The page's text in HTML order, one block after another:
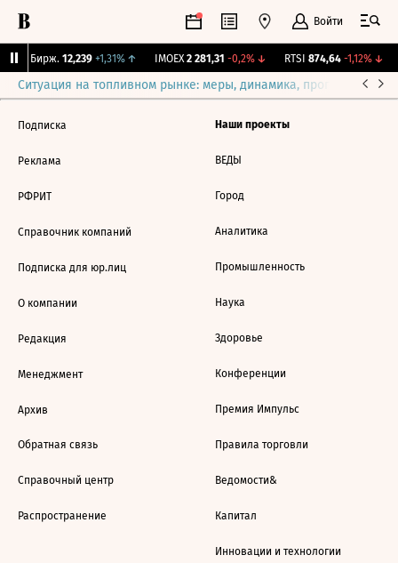
Войти
CNY Бирж. 12,239 +1,31%↑ IMOEX 2 281,31 -0,2%↓ RTSI 874,64 -1,12%↓
Ситуация на топливном рынке: меры, динамика, прогнозы
Подписка
Реклама
РФРИТ
Справочник компаний
Подписка для юр.лиц
О компании
Редакция
Менеджмент
Архив
Обратная связь
Справочный центр
Распространение
Наши проекты
ВЕДЫ
Город
Аналитика
Промышленность
Наука
Здоровье
Конференции
Премия Импульс
Правила торговли
Ведомости&
Капитал
Инновации и технологии